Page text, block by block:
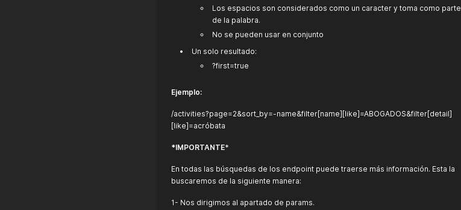
Los espacios son considerados como un caracter y toma como parte
de la palabra.
No se pueden usar en conjunto
Un solo resultado:
?first=true
Ejemplo:
/activities?page=2&sort_by=-name&filter[name][like]=ABOGADOS&filter[detail]
[like]=acróbata
*IMPORTANTE*
En todas las búsquedas de los endpoint puede traerse más información. Esta la
buscaremos de la siguiente manera:
1- Nos dirigimos al apartado de params.